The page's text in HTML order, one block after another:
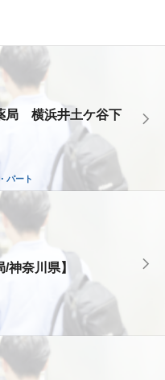
局 横浜井土ケ谷下
パート
神奈川県】